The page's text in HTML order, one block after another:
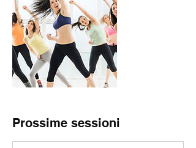
Prossime sessioni